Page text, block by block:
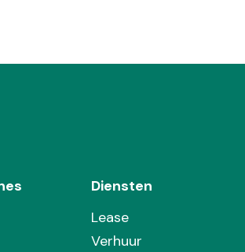
Diensten
Lease
Verhuur